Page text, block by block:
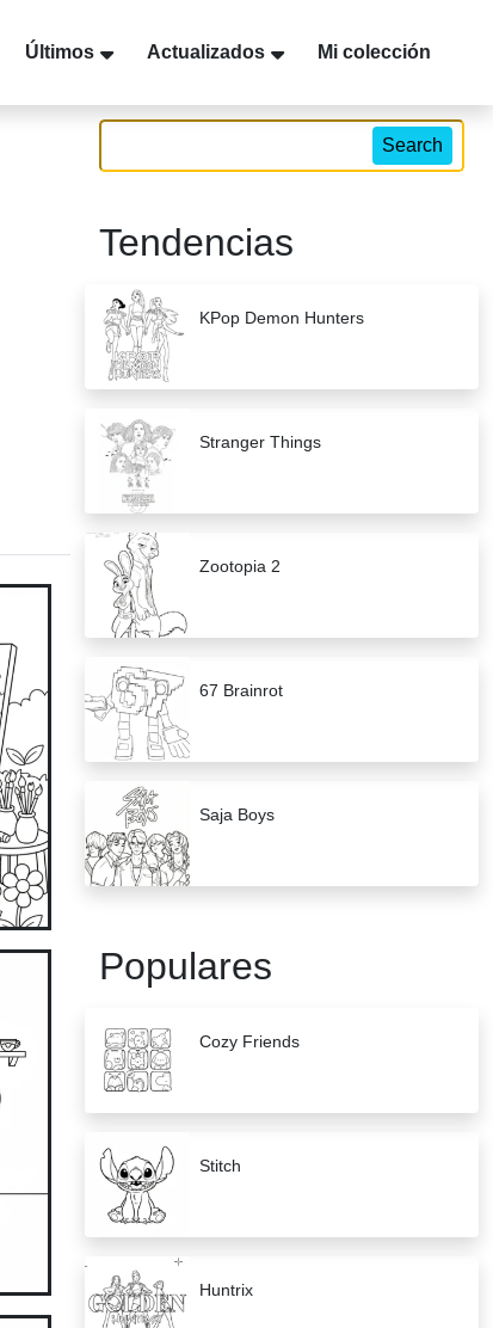
Últimos Actualizados Mi colección
Search
Tendencias
KPop Demon Hunters
Stranger Things
Zootopia 2
67 Brainrot
Saja Boys
Populares
Cozy Friends
Stitch
Huntrix